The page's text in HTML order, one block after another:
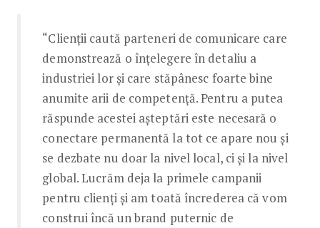
“Clienții caută parteneri de comunicare care
demonstrează o înțelegere în detaliu a
industriei lor și care stăpânesc foarte bine
anumite arii de competență. Pentru a putea
răspunde acestei așteptări este necesară o
conectare permanentă la tot ce apare nou și
se dezbate nu doar la nivel local, ci și la nivel
global. Lucrăm deja la primele campanii
pentru clienți și am toată încrederea că vom
construi încă un brand puternic de